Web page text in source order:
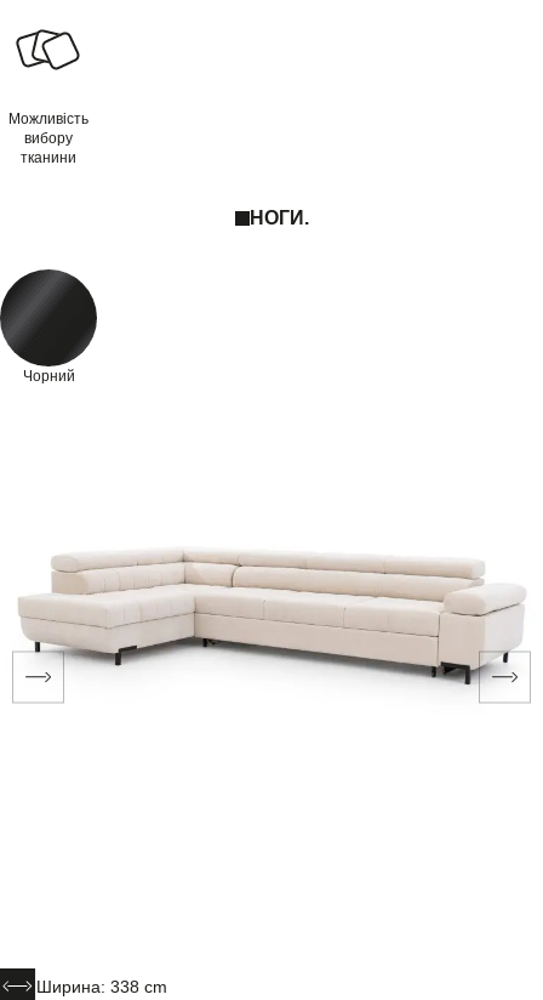
Можливість
вибору
тканини
НОГИ.
Чорний
Ширина: 338 cm